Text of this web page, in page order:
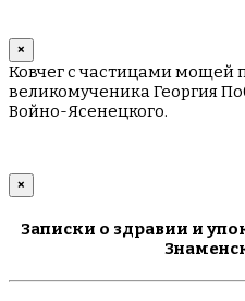
×
Ковчег с частицами мощей
великомученика Георгия
Войно-Ясенецкого.
×
Записки о здравии и